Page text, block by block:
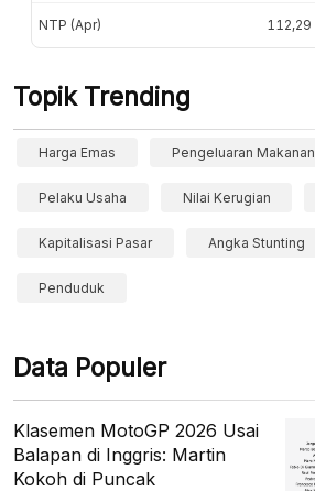
NTP (Apr) 112,29
Topik Trending
Harga Emas Pengeluaran Makanan
Pelaku Usaha Nilai Kerugian
Kapitalisasi Pasar Angka Stunting
Penduduk
Data Populer
Klasemen MotoGP 2026 Usai
Balapan di Inggris: Martin
Kokoh di Puncak